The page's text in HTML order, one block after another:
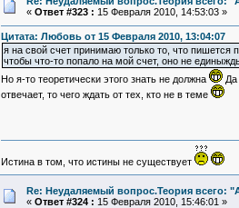
« Ответ #323 : 15 Февраля 2010, 14:53:03 »
Цитата: Любовь от 15 Февраля 2010, 13:04:07
я на свой счет принимаю только то, что
чтобы что-то попало на мой счет, оно не
Но я-то теоретически этого знать не должна
Да
отвечает, то чего ждать от тех, кто не в теме
Истина в том, что истины не существует
Re: Неудаляемый вопрос.Теория всего:
« Ответ #324 : 15 Февраля 2010, 15:46:01 »